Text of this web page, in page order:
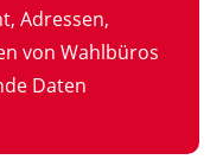
Adressen,
von Wahlbüros
Daten